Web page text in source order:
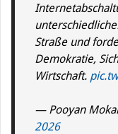
Straße und
Demokratie,
Wirtschaft.
— Pooyan
2026